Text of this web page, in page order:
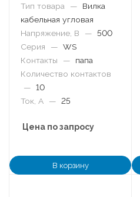
Тип товара —
Вилка
кабельная угловая
Напряжение, В
— 500
Серия
— WS
Контакты
—
папа
Количество контактов
— 10
Ток, А
— 25
Цена по запросу
В корзину